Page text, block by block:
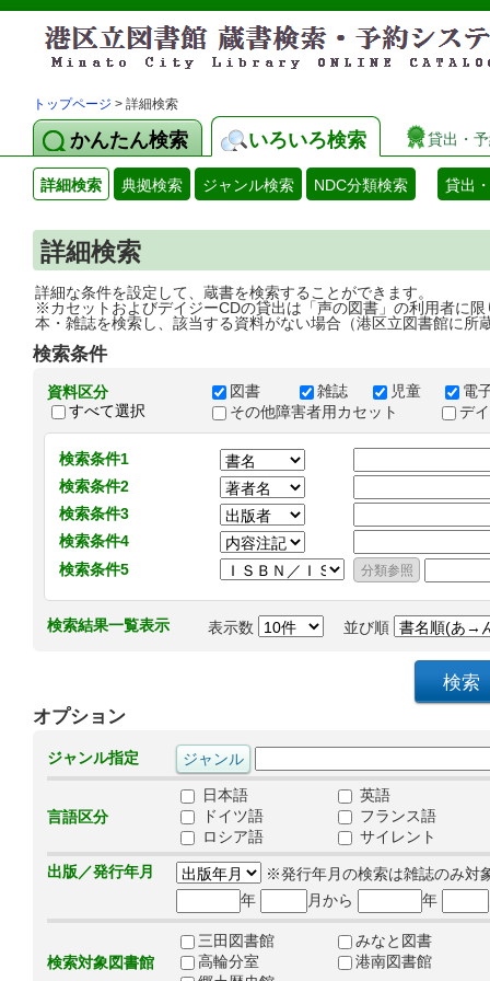
トップページ > 詳細検索
かんたん検索 いろいろ検索 貸出・
詳細検索 典拠検索 ジャンル検索 NDC分類検索 貸出
詳細検索
詳細な条件を設定して、蔵書を検索することができます。
※カセットおよびデイジーCDの貸出は「声の図書」の利用者に限
本・雑誌を検索し、該当する資料がない場合（港区立図書館に所
検索条件
資料区分
すべて選択
図書 雑誌 児童
電
その他障害者用カセット
デ
検索条件1
検索条件2
検索条件3
検索条件4
検索条件5
検索結果一覧表示 表示数 並び順
オプション
ジャンル指定
言語区分
日本語
英語
ドイツ語
フランス語
ロシア語
サイレント
出版／発行年月
※発行年月の検索は雑誌のみ対
年
月から 年
検索対象図書館
三田図書館
みなと図書
高輪分室
港南図書館